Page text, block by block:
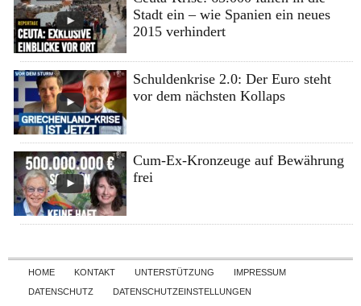
Stadt ein – wie Spanien ein neues
2015 verhindert
Schuldenkrise 2.0: Der Euro steht
vor dem nächsten Kollaps
Cum-Ex-Kronzeuge auf Bewährung
frei
Skip to content
HOME KONTAKT UNTERSTÜTZUNG
IMPRESSUM
DATENSCHUTZ
DATENSCHUTZEINSTELLUNGEN